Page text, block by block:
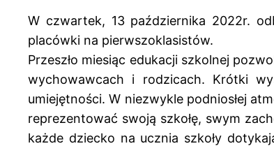
W czwartek, 13 października 2022r.
placówki na pierwszoklasistów.
Przeszło miesiąc edukacji szkolnej
wychowawcach i rodzicach. Krótki
umiejętności. W niezwykle podniosłej
reprezentować swoją szkołę, swym
każde dziecko na ucznia szkoły